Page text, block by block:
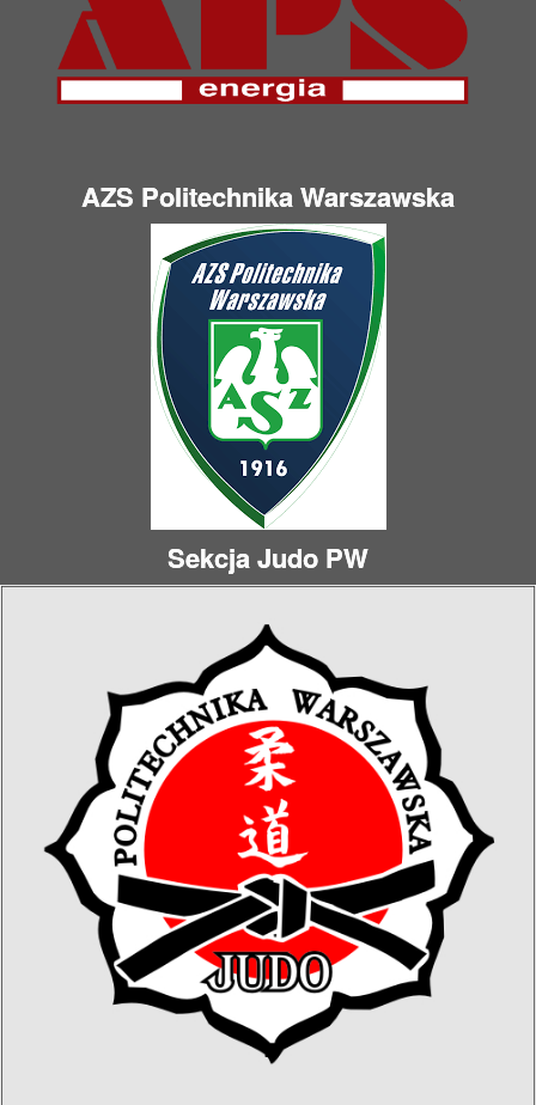
AZS Politechnika Warszawska
Sekcja Judo PW